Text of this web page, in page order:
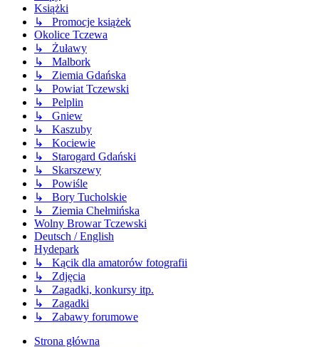
Książki
↳ Promocje książek
Okolice Tczewa
↳ Żuławy
↳ Malbork
↳ Ziemia Gdańska
↳ Powiat Tczewski
↳ Pelplin
↳ Gniew
↳ Kaszuby
↳ Kociewie
↳ Starogard Gdański
↳ Skarszewy
↳ Powiśle
↳ Bory Tucholskie
↳ Ziemia Chełmińska
Wolny Browar Tczewski
Deutsch / English
Hydepark
↳ Kącik dla amatorów fotografii
↳ Zdjęcia
↳ Zagadki, konkursy itp.
↳ Zagadki
↳ Zabawy forumowe
Strona główna